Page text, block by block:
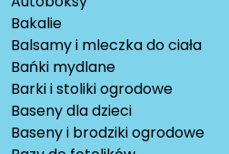
Bakalie
Balsamy i mleczka do ciała
Bańki mydlane
Barki i stoliki ogrodowe
Baseny dla dzieci
Baseny i brodziki ogrodowe